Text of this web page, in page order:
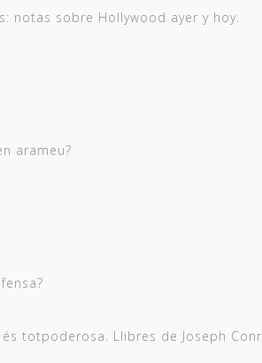
notas sobre Hollywood ayer y hoy.
arameu?
totpoderosa. Llibres de Joseph